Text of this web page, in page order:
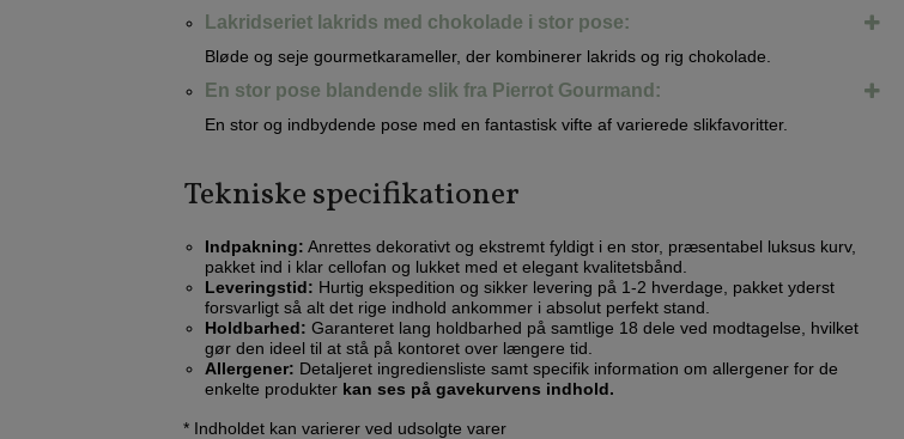
Lakridseriet lakrids med chokolade i stor pose:
Bløde og seje gourmetkarameller, der kombinerer lakrids og rig chokolade.
En stor pose blandende slik fra Pierrot Gourmand:
En stor og indbydende pose med en fantastisk vifte af varierede slikfavoritter.
Tekniske specifikationer
Indpakning: Anrettes dekorativt og ekstremt fyldigt i en stor, præsentabel luksus kurv,
pakket ind i klar cellofan og lukket med et elegant kvalitetsbånd.
Leveringstid: Hurtig ekspedition og sikker levering på 1-2 hverdage, pakket yderst
forsvarligt så alt det rige indhold ankommer i absolut perfekt stand.
Holdbarhed: Garanteret lang holdbarhed på samtlige 18 dele ved modtagelse, hvilket
gør den ideel til at stå på kontoret over længere tid.
Allergener: Detaljeret ingrediensliste samt specifik information om allergener for de
enkelte produkter kan ses på gavekurvens indhold.
* Indholdet kan varierer ved udsolgte varer